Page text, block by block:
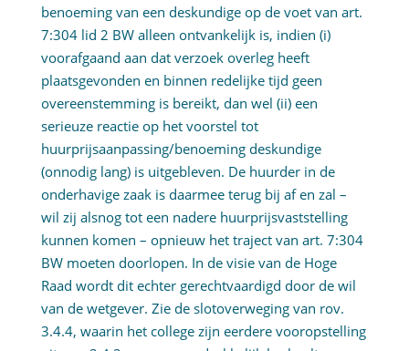
benoeming van een deskundige op de voet van art.
7:304 lid 2 BW alleen ontvankelijk is, indien (i)
voorafgaand aan dat verzoek overleg heeft
plaatsgevonden en binnen redelijke tijd geen
overeenstemming is bereikt, dan wel (ii) een
serieuze reactie op het voorstel tot
huurprijsaanpassing/benoeming deskundige
(onnodig lang) is uitgebleven. De huurder in de
onderhavige zaak is daarmee terug bij af en zal –
wil zij alsnog tot een nadere huurprijsvaststelling
kunnen komen – opnieuw het traject van art. 7:304
BW moeten doorlopen. In de visie van de Hoge
Raad wordt dit echter gerechtvaardigd door de wil
van de wetgever. Zie de slotoverweging van rov.
3.4.4, waarin het college zijn eerdere vooropstelling